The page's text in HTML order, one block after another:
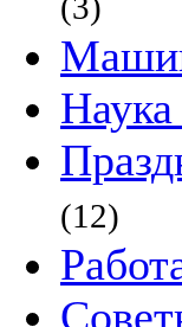
(12)